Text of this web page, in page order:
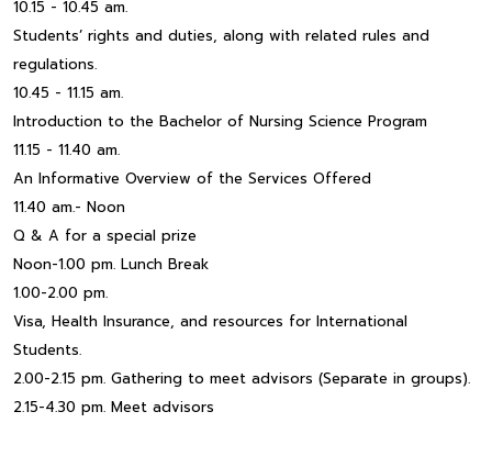
10.15 - 10.45 am.
Students’ rights and duties, along with related rules and
regulations.
10.45 - 11.15 am.
Introduction to the Bachelor of Nursing Science Program
11.15 - 11.40 am.
An Informative Overview of the Services Offered
11.40 am.- Noon
Q & A for a special prize
Noon-1.00 pm. Lunch Break
1.00-2.00 pm.
Visa, Health Insurance, and resources for International
Students.
2.00-2.15 pm. Gathering to meet advisors (Separate in groups).
2.15-4.30 pm. Meet advisors